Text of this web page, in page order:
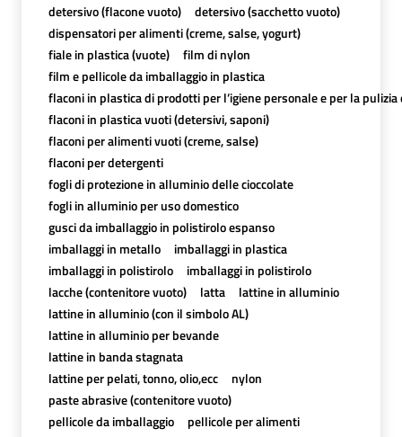
detersivo (flacone vuoto)
detersivo (sacchetto vuoto)
dispensatori per alimenti (creme, salse, yogurt)
fiale in plastica (vuote)
film di nylon
film e pellicole da imballaggio in plastica
flaconi in plastica di prodotti per l’igiene personale e per la pulizia
flaconi in plastica vuoti (detersivi, saponi)
flaconi per alimenti vuoti (creme, salse)
flaconi per detergenti
fogli di protezione in alluminio delle cioccolate
fogli in alluminio per uso domestico
gusci da imballaggio in polistirolo espanso
imballaggi in metallo
imballaggi in plastica
imballaggi in polistirolo
imballaggi in polistirolo
lacche (contenitore vuoto)
latta
lattine in alluminio
lattine in alluminio (con il simbolo AL)
lattine in alluminio per bevande
lattine in banda stagnata
lattine per pelati, tonno, olio,ecc
nylon
paste abrasive (contenitore vuoto)
pellicole da imballaggio
pellicole per alimenti